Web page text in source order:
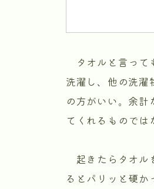
タオルと言って
洗濯し、他の洗濯
の方がいい。余
てくれるもので
起きたらタオル
るとパリッと硬